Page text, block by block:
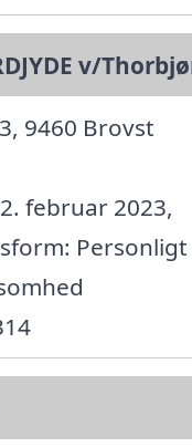
v/
9460 Brovst
februar 2023,